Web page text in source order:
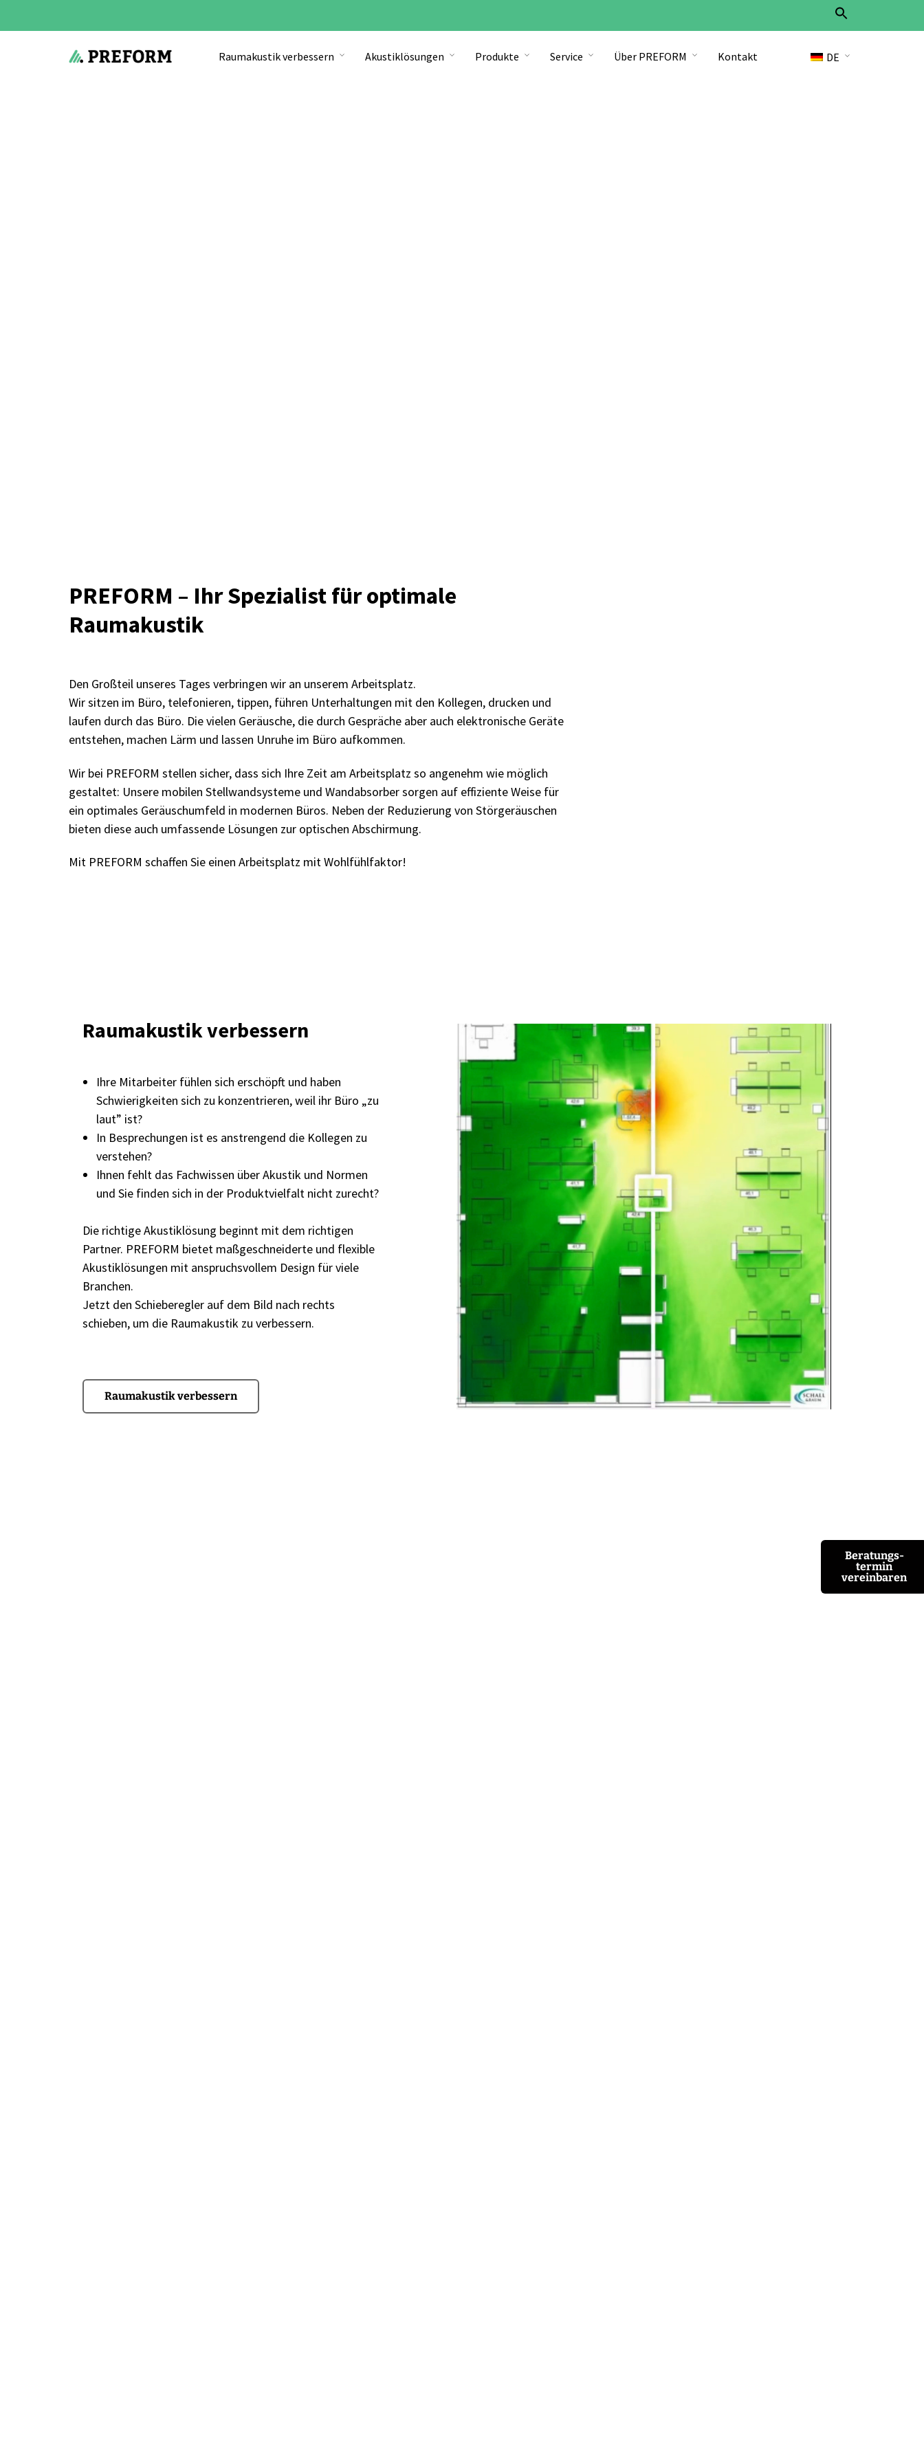
Search Button
Raumakustik verbessern Akustiklösungen Produkte Service Über PREFORM Kontakt DE
Beratungs-
termin
vereinbaren
PREFORM – Ihr Spezialist für optimale
Raumakustik
Den Großteil unseres Tages verbringen wir an unserem Arbeitsplatz.
Wir sitzen im Büro, telefonieren, tippen, führen Unterhaltungen mit den Kollegen, drucken und
laufen durch das Büro. Die vielen Geräusche, die durch Gespräche aber auch elektronische Geräte
entstehen, machen Lärm und lassen Unruhe im Büro aufkommen.
Wir bei PREFORM stellen sicher, dass sich Ihre Zeit am Arbeitsplatz so angenehm wie möglich
gestaltet: Unsere mobilen Stellwandsysteme und Wandabsorber sorgen auf effiziente Weise für
ein optimales Geräuschumfeld in modernen Büros. Neben der Reduzierung von Störgeräuschen
bieten diese auch umfassende Lösungen zur optischen Abschirmung.
Mit PREFORM schaffen Sie einen Arbeitsplatz mit Wohlfühlfaktor!
Raumakustik verbessern
Ihre Mitarbeiter fühlen sich erschöpft und haben
Schwierigkeiten sich zu konzentrieren, weil ihr Büro „zu
laut” ist?
In Besprechungen ist es anstrengend die Kollegen zu
verstehen?
Ihnen fehlt das Fachwissen über Akustik und Normen
und Sie finden sich in der Produktvielfalt nicht zurecht?
Die richtige Akustiklösung beginnt mit dem richtigen
Partner. PREFORM bietet maßgeschneiderte und flexible
Akustiklösungen mit anspruchsvollem Design für viele
Branchen.
Jetzt den Schieberegler auf dem Bild nach rechts
schieben, um die Raumakustik zu verbessern.
Raumakustik verbessern